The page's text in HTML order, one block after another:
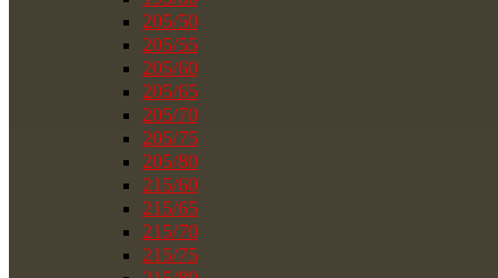
205/50
205/55
205/60
205/65
205/70
205/75
205/80
215/60
215/65
215/70
215/75